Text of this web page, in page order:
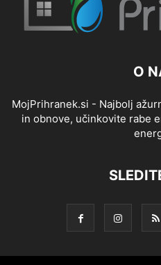
O
MojPrihranek.si - Najbolj
in obnove, učinkovite rabe